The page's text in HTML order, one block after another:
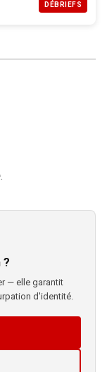
DÉBRIEFS
?
— elle garantit
d'identité.